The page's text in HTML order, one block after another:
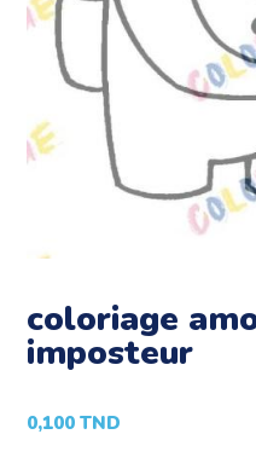
coloriage
imposteur
0,100TND